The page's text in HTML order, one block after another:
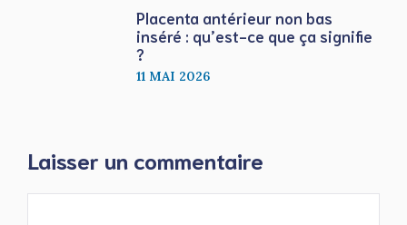
Placenta antérieur non bas
inséré : qu’est-ce que ça signifie
?
11 MAI 2026
Laisser un commentaire